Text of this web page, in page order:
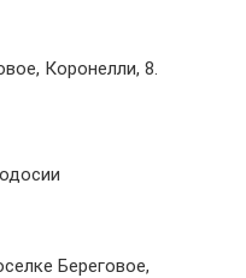
Коронелли, 8.
Береговое,